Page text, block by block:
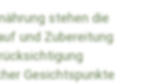
stehen die
und Zubereitung
Gesichtspunkte